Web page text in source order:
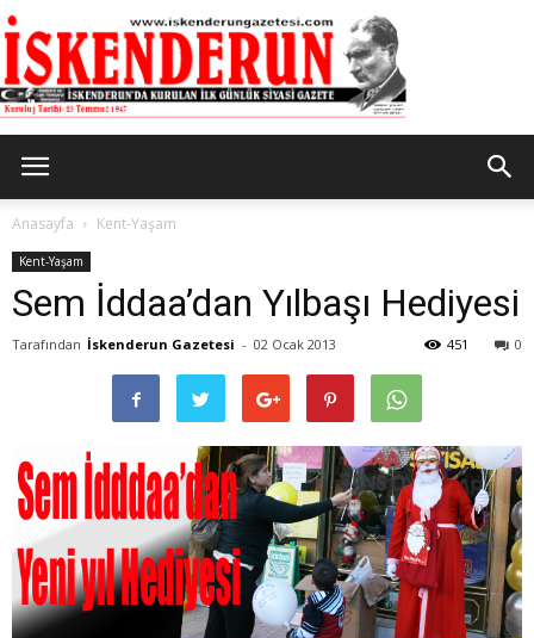
Gazetesi
Anasayfa Kent-Yaşam
Kent-Yaşam
Sem İddaa’dan Yılbaşı Hediyesi
Tarafından İskenderun Gazetesi - 02 Ocak 2013 0
451